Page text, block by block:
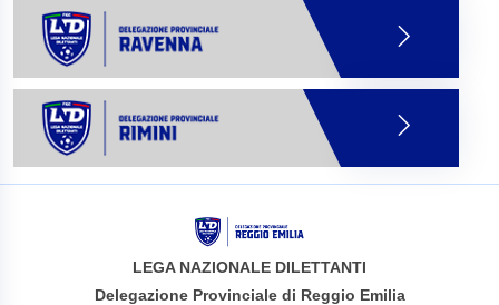
LEGA NAZIONALE DILETTANTI
Delegazione Provinciale di Reggio Emilia